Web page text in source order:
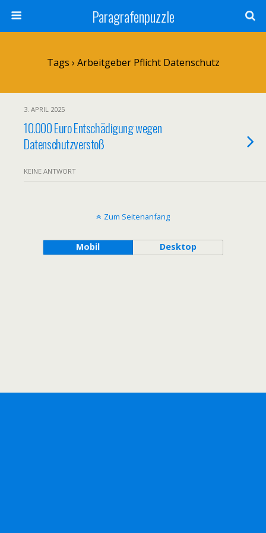
Paragrafenpuzzle
Tags › Arbeitgeber Pflicht Datenschutz
3. APRIL 2025
10.000 Euro Entschädigung wegen
Datenschutzverstoß
KEINE ANTWORT
Zum Seitenanfang
Mobil Desktop